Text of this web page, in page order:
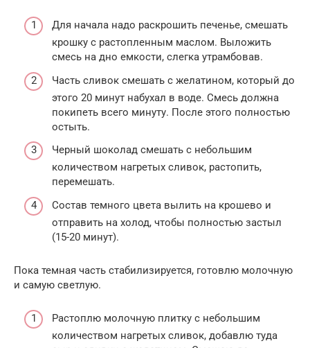
Для начала надо раскрошить печенье, смешать
крошку с растопленным маслом. Выложить
смесь на дно емкости, слегка утрамбовав.
Часть сливок смешать с желатином, который до
этого 20 минут набухал в воде. Смесь должна
покипеть всего минуту. После этого полностью
остыть.
Черный шоколад смешать с небольшим
количеством нагретых сливок, растопить,
перемешать.
Состав темного цвета вылить на крошево и
отправить на холод, чтобы полностью застыл
(15-20 минут).
Пока темная часть стабилизируется, готовлю молочную
и самую светлую.
Растоплю молочную плитку с небольшим
количеством нагретых сливок, добавлю туда